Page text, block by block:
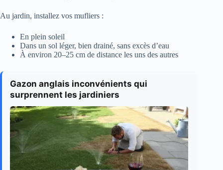
Au jardin, installez vos mufliers :
En plein soleil
Dans un sol léger, bien drainé, sans excès d’eau
À environ 20–25 cm de distance les uns des autres
Gazon anglais inconvénients qui
surprennent les jardiniers